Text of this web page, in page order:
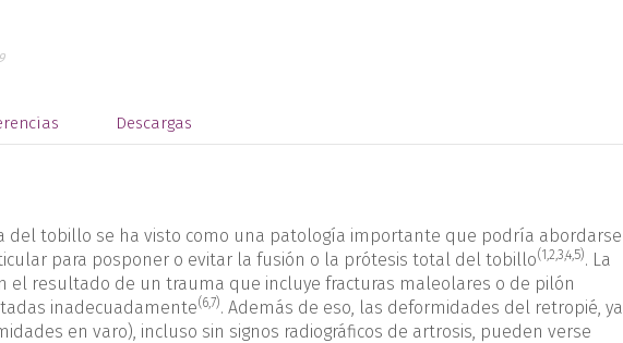
Descargas
del tobillo se ha visto como una patología importante que podría abordarse
para posponer o evitar la fusión o la prótesis total del tobillo(1,2,3,4,5). La
el resultado de un trauma que incluye fracturas maleolares o de pilón
inadecuadamente(6,7). Además de eso, las deformidades del retropié, ya
en varo), incluso sin signos radiográficos de artrosis, pueden verse